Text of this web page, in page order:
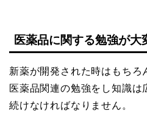
医薬品に関する勉強が大
新薬が開発された時はもちろ
医薬品関連の勉強をし知識は
続けなければなりません。